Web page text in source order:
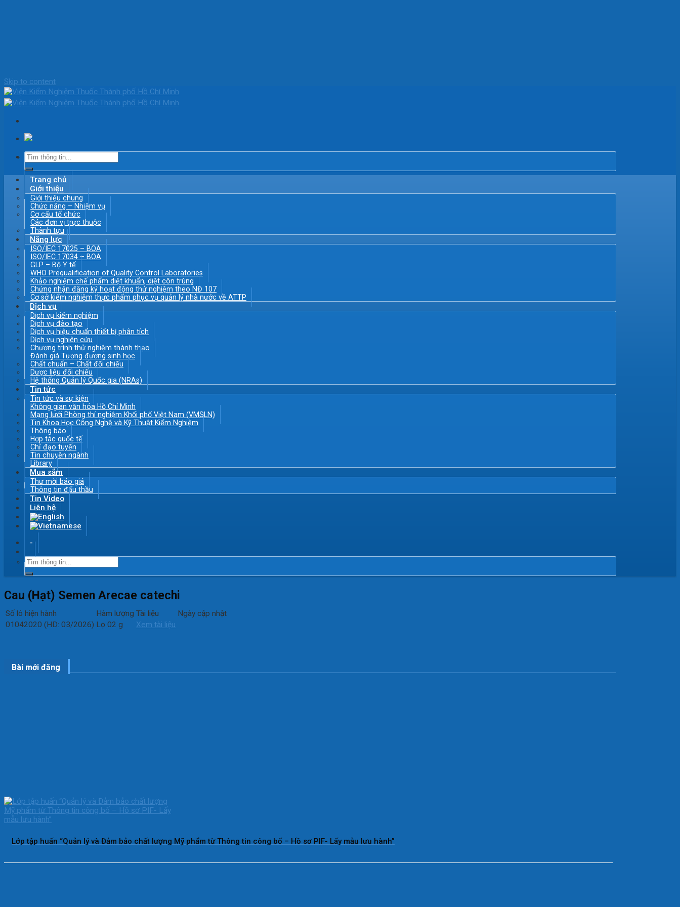
Skip to content
Trang chủ
Giới thiệu
Giới thiệu chung
Chức năng – Nhiệm vụ
Cơ cấu tổ chức
Các đơn vị trực thuộc
Thành tựu
Năng lực
ISO/IEC 17025 – BOA
ISO/IEC 17034 – BOA
GLP – Bộ Y tế
WHO Prequalification of Quality Control Laboratories
Khảo nghiệm chế phẩm diệt khuẩn, diệt côn trùng
Chứng nhận đăng ký hoạt động thử nghiệm theo NĐ 107
Cơ sở kiểm nghiệm thực phẩm phục vụ quản lý nhà nước về ATTP
Dịch vụ
Dịch vụ kiểm nghiệm
Dịch vụ đào tạo
Dịch vụ hiệu chuẩn thiết bị phân tích
Dịch vụ nghiên cứu
Chương trình thử nghiệm thành thạo
Đánh giá Tương đương sinh học
Chất chuẩn – Chất đối chiếu
Dược liệu đối chiếu
Hệ thống Quản lý Quốc gia (NRAs)
Tin tức
Tin tức và sự kiện
Không gian văn hóa Hồ Chí Minh
Mạng lưới Phòng thí nghiệm Khối phổ Việt Nam (VMSLN)
Tin Khoa Học Công Nghệ và Kỹ Thuật Kiểm Nghiệm
Thông báo
Hợp tác quốc tế
Chỉ đạo tuyến
Tin chuyên ngành
Library
Mua sắm
Thư mời báo giá
Thông tin đấu thầu
Tin Video
Liên hệ
-
Cau (Hạt) Semen Arecae catechi
Số lô hiện hành Hàm lượng Tài liệu
Ngày cập nhật
01042020 (HD: 03/2026) Lọ 02 g Xem tài liệu
Bài mới đăng
Lớp tập huấn “Quản lý và Đảm bảo chất lượng Mỹ phẩm từ Thông tin công bố – Hồ sơ PIF- Lấy mẫu lưu hành”